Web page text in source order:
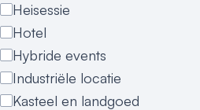
Heisessie
Hotel
Hybride events
Industriële locatie
Kasteel en landgoed